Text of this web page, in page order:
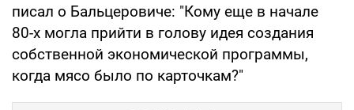
писал о Бальцеровиче: "Кому еще в начале
80-х могла прийти в голову идея создания
собственной экономической программы,
когда мясо было по карточкам?"